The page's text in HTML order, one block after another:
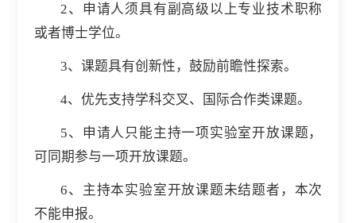
2、申请人须具有副高级以上专业技术职称
或者博士学位。
3、课题具有创新性，鼓励前瞻性探索。
4、优先支持学科交叉、国际合作类课题。
5、申请人只能主持一项实验室开放课题，
可同期参与一项开放课题。
6、主持本实验室开放课题未结题者，本次
不能申报。